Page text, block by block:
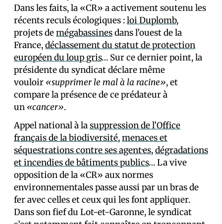
Dans les faits, la «CR» a activement soutenu les
récents reculs écologiques :loi Duplomb,
projets demégabassinesdans l’ouest de la
France,déclassement du statut de protection
européen du loup gris… Sur ce dernier point, la
présidente du syndicat déclare même
vouloir «supprimer le mal à la racine», et
compare la présence de ce prédateur à
un «cancer».
Appel national à lasuppression de l’Office
français de la biodiversité,menaces et
séquestrations contre ses agent·es,dégradations
et incendies de bâtiments publics… La vive
opposition de la «CR» aux normes
environnementales passe aussi par un bras de
fer avec celles et ceux qui les font appliquer.
Dans son fief du Lot-et-Garonne, le syndicat